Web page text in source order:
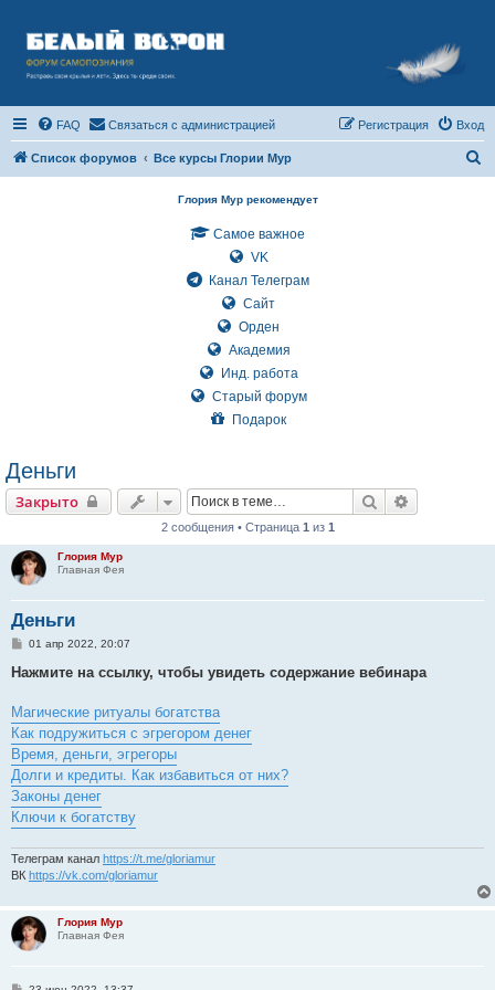
FAQ Связаться с администрацией Вход
Регистрация
Список форумов Все курсы Глории Мур
Глория Мур рекомендует
Самое важное
VK
Канал Телеграм
Сайт
Орден
Академия
Инд. работа
Старый форум
Подарок
Деньги
Закрыто Поиск
2 сообщения • Страница 1 из 1
Глория Мур
Главная Фея
Деньги
С
о
е
н
и
е
01 апр 2022, 20:07
Нажмите на ссылку, чтобы увидеть содержание вебинара
Магические ритуалы богатства
Как подружиться с эгрегором денег
Время, деньги, эгрегоры
Долги и кредиты. Как избавиться от них?
Законы денег
Ключи к богатству
Телеграм канал https://t.me/gloriamur
ВК https://vk.com/gloriamur
Глория Мур
Главная Фея